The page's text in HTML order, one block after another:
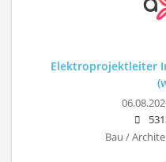
Elektroprojektleiter
Bau /